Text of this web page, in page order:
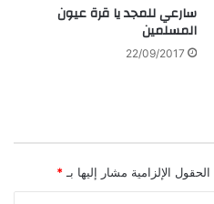
سارعي للمجد يا قرة عيون
المسلمين
22/09/2017
الحقول الإلزامية مشار إليها بـ *